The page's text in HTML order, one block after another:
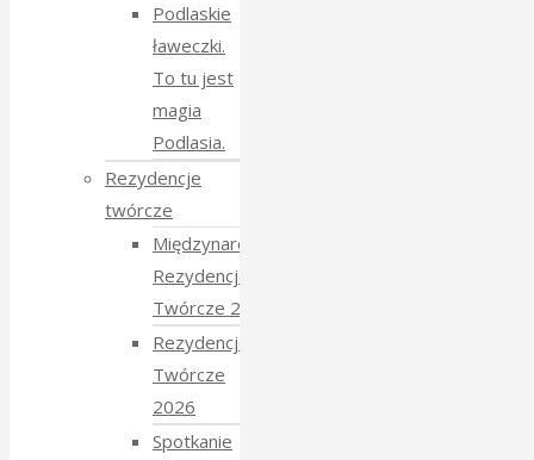
Podlaskie
ławeczki.
To tu jest
magia
Podlasia.
Rezydencje
twórcze
Międzynarodowe
Rezydencje
Twórcze 2026
Rezydencje
Twórcze
2026
Spotkanie